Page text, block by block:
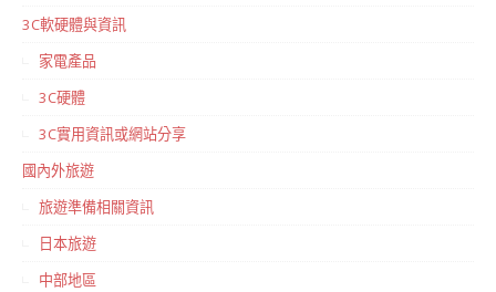
3C軟硬體與資訊
家電產品
3C硬體
3C實用資訊或網站分享
國內外旅遊
旅遊準備相關資訊
日本旅遊
中部地區